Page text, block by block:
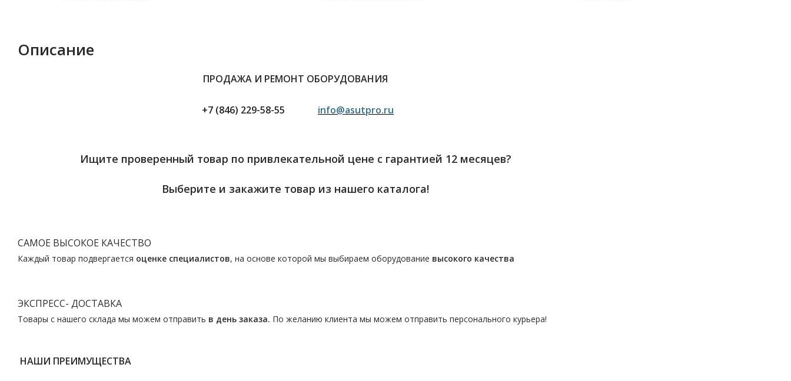
Описание
ПРОДАЖА И РЕМОНТ ОБОРУДОВАНИЯ
+7 (846) 229-58-55 info@asutpro.ru
Ищите проверенный товар по привлекательной цене с гарантией 12 месяцев?
Выберите и закажите товар из нашего каталога!
САМОЕ ВЫСОКОЕ КАЧЕСТВО
Каждый товар подвергается оценке специалистов, на основе которой мы выбираем оборудование высокого качества
ЭКСПРЕСС- ДОСТАВКА
Товары с нашего склада мы можем отправить в день заказа. По желанию клиента мы можем отправить персонального курьера!
НАШИ ПРЕИМУЩЕСТВА